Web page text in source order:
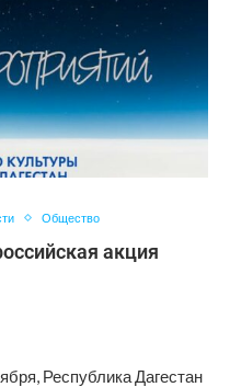
Общество
акция
Республика Дагестан